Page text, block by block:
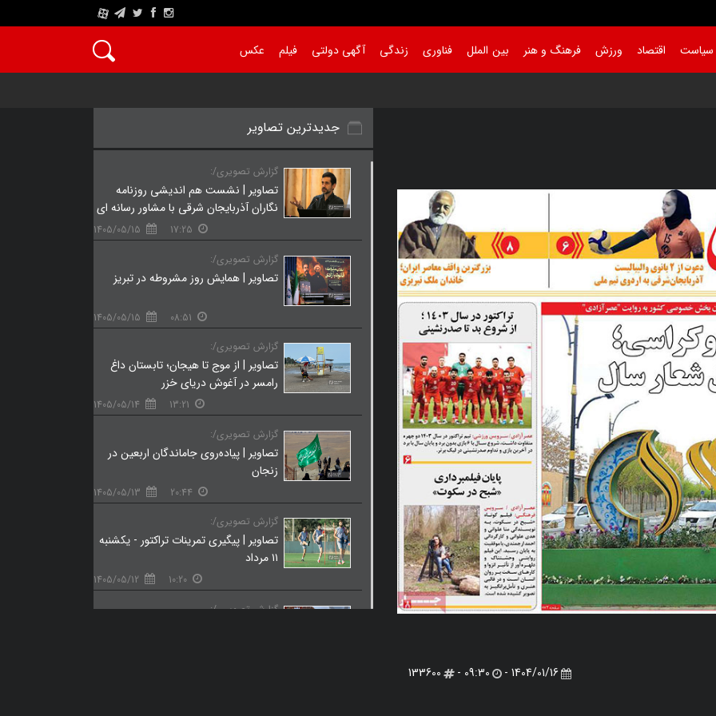
A
سیاست اقتصاد ورزش فرهنگ و هنر بین الملل فناوری زندگی آگهی دولتی فیلم عکس
1404/01/16 -
09:30 -
133600
جدیدترین تصاویر
گزارش تصویری/:
تصاویر | نشست هم‌ اندیشی روزنامه‌
نگاران آذربایجان شرقی با مشاور رسانه‌ ای
دفتر رئیس‌ جمهور 17:25
1405/05/15
گزارش تصویری/:
تصاویر | همایش روز مشروطه در تبریز
08:51
1405/05/15
گزارش تصویری/:
تصاویر | از موج تا هیجان؛ تابستان داغ
رامسر در آغوش دریای خزر
13:21
1405/05/14
گزارش تصویری/:
تصاویر | پیاده‌روی جاماندگان اربعین در
زنجان
20:44
1405/05/13
گزارش تصویری/:
تصاویر | پیگیری تمرینات تراکتور - یکشنبه
۱۱ مرداد
10:20
1405/05/12
گزارش تصویری/: